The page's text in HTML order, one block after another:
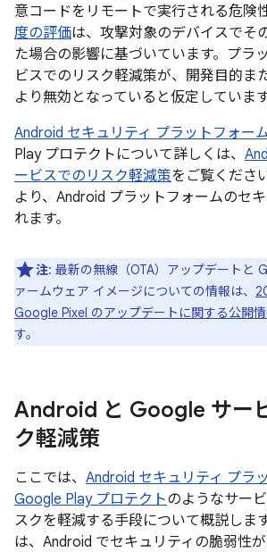
意コードをリモートで実行される危険
度の評価は、攻撃対象のデバイスでそ
た場合の影響に基づいています。プラ
ビスでのリスク軽減策が、開発目的ま
より無効となっていると仮定しています
Android セキュリティ プラットフォー
Play プロテクトについて詳しくは、
ービスでのリスク軽減策をご覧くださ
より、Android プラットフォームのセ
れます。
注: 最新の無線（OTA）アップデートと
ァームウェア イメージについての情報は、
Google Pixel のアップデートに関する公開
す。
Android と Google サー
ク軽減策
ここでは、 Android セキュリティ プラ
Google Play プロテクトのようなサー
スクを軽減する手段について概説しま
は、Android でセキュリティの脆弱性